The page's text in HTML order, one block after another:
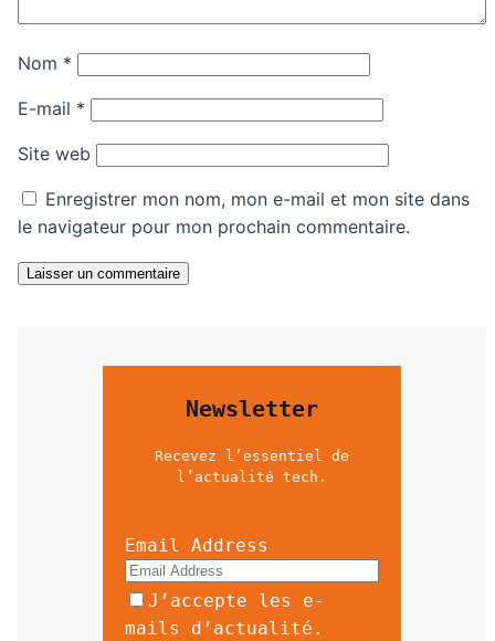
Nom *
E-mail *
Site web
Enregistrer mon nom, mon e-mail et mon site dans
le navigateur pour mon prochain commentaire.
Laisser un commentaire
Newsletter
Recevez l’essentiel de
l’actualité tech.
Email Address
J’accepte les e-
mails d’actualité.